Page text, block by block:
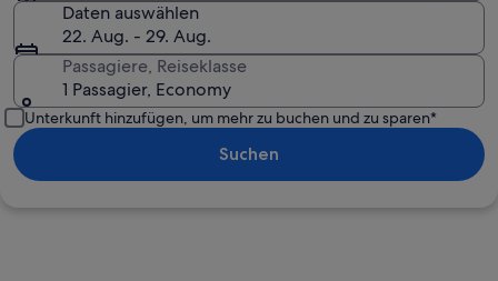
Daten auswählen
22. Aug. - 29. Aug.
Passagiere, Reiseklasse
1 Passagier, Economy
Unterkunft hinzufügen, um mehr zu buchen und zu sparen*
Suchen